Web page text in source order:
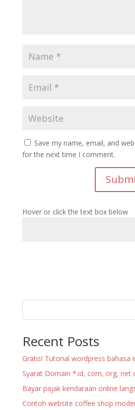
Save my name, email, and
for the next time I comment.
Hover or click the text box below
Recent Posts
Gratis! Tutorial wordpress bahasa
Syarat Domain *.id, com, org, net
Bayar pajak kendaraan online
Contoh website coffee shop